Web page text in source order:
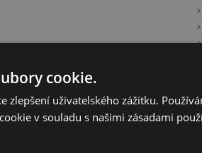
cookie.
uživatelského zážitku.
v souladu s našimi zásadami